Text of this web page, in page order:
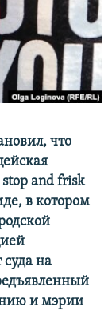
что
and frisk
в котором
на
и мэрии